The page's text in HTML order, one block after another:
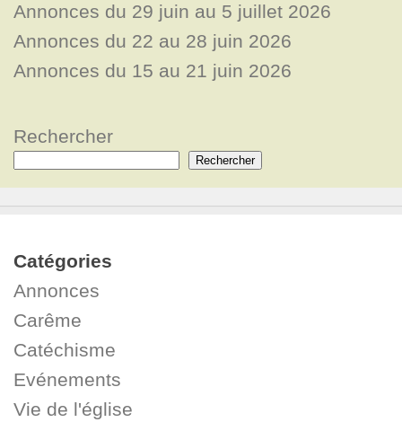
Annonces du 29 juin au 5 juillet 2026
Annonces du 22 au 28 juin 2026
Annonces du 15 au 21 juin 2026
Rechercher
Rechercher
Catégories
Annonces
Carême
Catéchisme
Evénements
Vie de l'église